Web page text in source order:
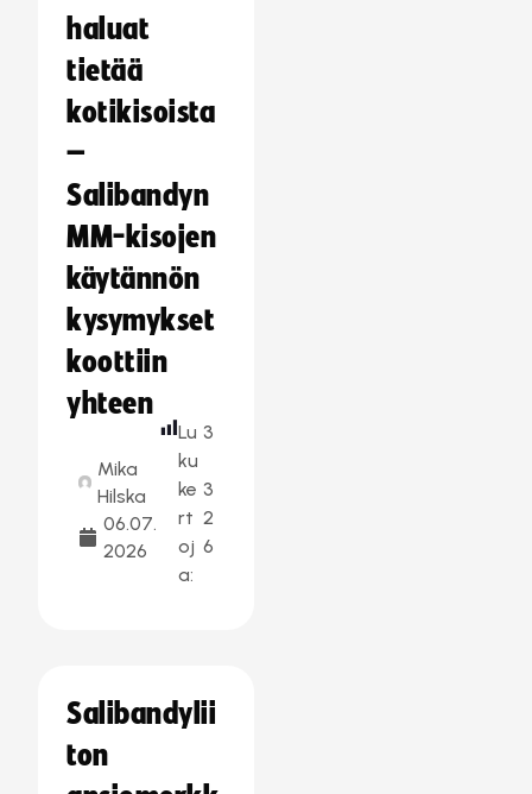
haluat
tietää
kotikisoista
–
Salibandyn
MM-kisojen
käytännön
kysymykset
koottiin
yhteen
Mika
Hilska
06.07.
2026
Lu
ku
ke
rt
oj
a:
3
3
2
6
Salibandylii
ton